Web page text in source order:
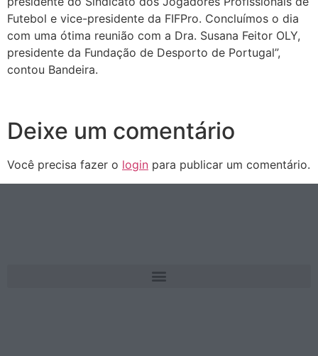
Futebol e vice-presidente da FIFPro. Concluímos o dia
com uma ótima reunião com a Dra. Susana Feitor OLY,
presidente da Fundação de Desporto de Portugal”,
contou Bandeira.
Deixe um comentário
Você precisa fazer o login para publicar um comentário.